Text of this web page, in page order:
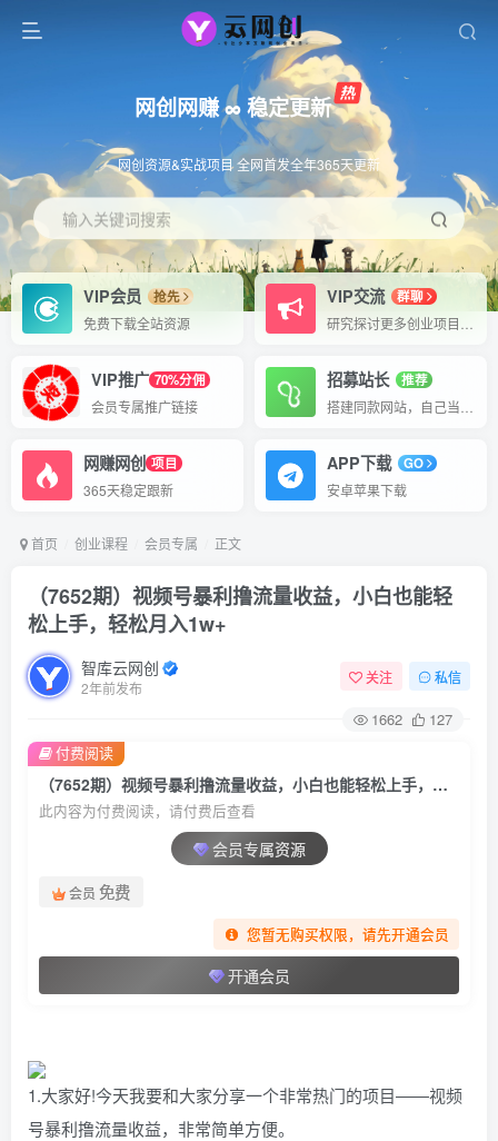
网创网赚 ∞ 稳定更新
网创资源&实战项目 全网首发全年365天更新
输入关键词搜索
VIP会员
抢先
免费下载全站资源
VIP交流
群聊
VIP推广 70%分佣
会员专属推广链接
招募站长
推荐
网赚网创 项目
365天稳定跟新
APP下载
GO
安卓苹果下载
首页 创业课程 会员专属 正文
（7652期）视频号暴利撸流量收益，小白也能轻
松上手，轻松月入1w+
智库云网创
2年前发布
关注 私信
1662 127
（7652期）视频号暴利撸流量收益，小白也能轻松上手，轻松月入1w+
此内容为付费阅读，请付费后查看
会员专属资源
会员 免费
您暂无购买权限，请先开通会员
开通会员
付费阅读
1.大家好!今天我要和大家分享一个非常热门的项目――视频
号暴利撸流量收益，非常简单方便。